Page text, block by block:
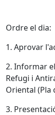
Ordre el dia:
1. Aprovar
2. Informar
Refugi i
Oriental (Pla
3.